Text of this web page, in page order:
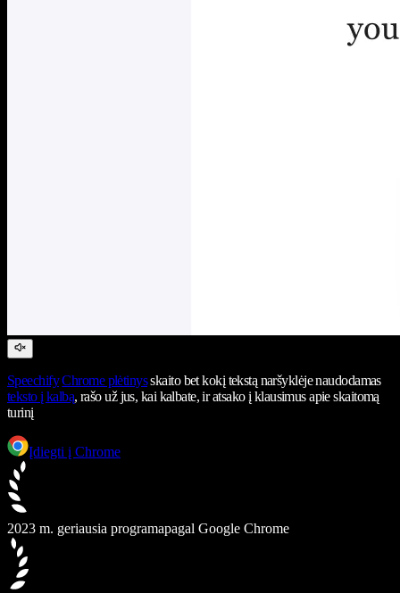
Speechify Chrome plėtinysskaito bet kokį tekstą naršyklėje naudodamas
teksto į kalbą, rašo už jus, kai kalbate, ir atsako į klausimus apie skaitomą
turinį
Įdiegti į Chrome
2023 m. geriausia programapagal Google Chrome